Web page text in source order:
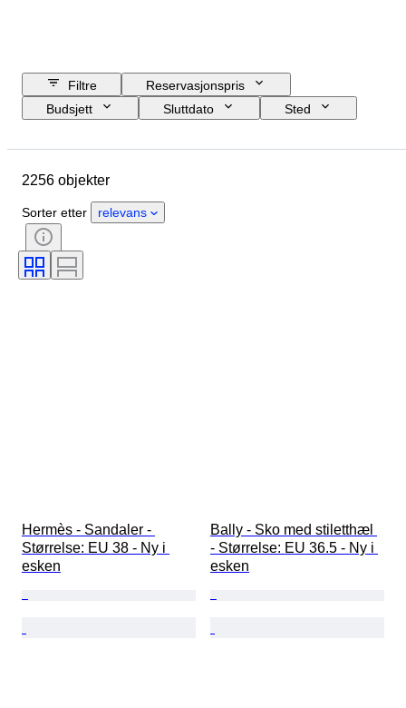
Filtre
Reservasjonspris
Budsjett
Sluttdato
Sted
Kjønn
Æra
Tilbehør inkludert
Modell
2256 objekter
Sorter etter relevans
Hermès - Sandaler -
Størrelse: EU 38 - Ny i
esken
Bally - Sko med stiletthæl
- Størrelse: EU 36.5 - Ny i
esken